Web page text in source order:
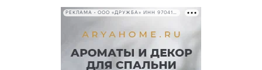
РЕКЛАМА • ООО «ДРУЖБА» ИНН 9704146411